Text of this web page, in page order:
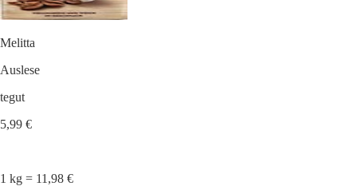
Melitta
Auslese
tegut
5,99 €
1 kg = 11,98 €